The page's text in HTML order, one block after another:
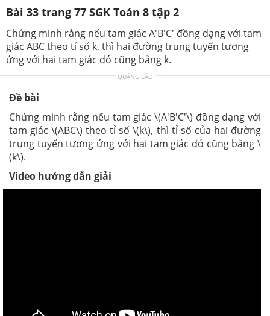
Bài 33 trang 77 SGK Toán 8 tập 2
Chứng minh rằng nếu tam giác A'B'C' đồng dạng với tam
giác ABC theo tỉ số k, thì hai đường trung tuyến tương
ứng với hai tam giác đó cũng bằng k.
QUẢNG CÁO
Đề bài
Chứng minh rằng nếu tam giác \(A'B'C'\) đồng dạng với
tam giác \(ABC\) theo tỉ số \(k\), thì tỉ số của hai đường
trung tuyến tương ứng với hai tam giác đó cũng bằng \
(k\).
Video hướng dẫn giải